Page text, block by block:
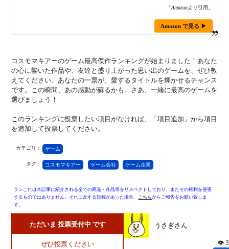
「Amazonより引用」
Amazon で見る ▶
コスモマキアーのゲーム最高傑作ランキングが始まりました！あなた
の心に響いた作品や、友達と盛り上がった思い出のゲームを、ぜひ教
えてください。あなたの一票が、愛するタイトルを輝かせるチャンス
です。この瞬間、あの感動が蘇るかも。さあ、一緒に最高のゲームを
選びましょう！
このランキングに投票したい項目がなければ、「項目追加」から項目
を追加して投票してください。
カテゴリ： ゲーム
タグ： コスモマキアー ゲーム会社 ゲーム企業
ランこれは本記事に紹介される全ての商品・作品等をリスペクトしており、またその権利を侵害
するものではありません。それに反する投稿があった場合、 こちらからご報告をお願い致しま
す。
ただいま 投票受付中 です
ぜひ投票ください
うさぎさん
👁